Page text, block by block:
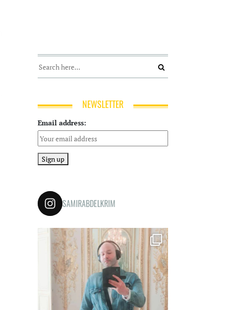
NEWSLETTER
Email address:
SAMIRABDELKRIM